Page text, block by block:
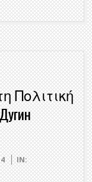
Πολιτική
IN: